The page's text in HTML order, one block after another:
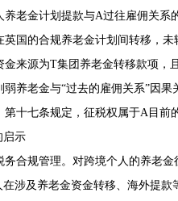
养老金计划提款与A过往雇佣关
国的合规养老金计划间转移，
金来源为T集团养老金转移款项
养老金与“过去的雇佣关系”因
第十七条规定，征税权属于A目
启示
务合规管理。对跨境个人的养老
在涉及养老金资金转移、海外提